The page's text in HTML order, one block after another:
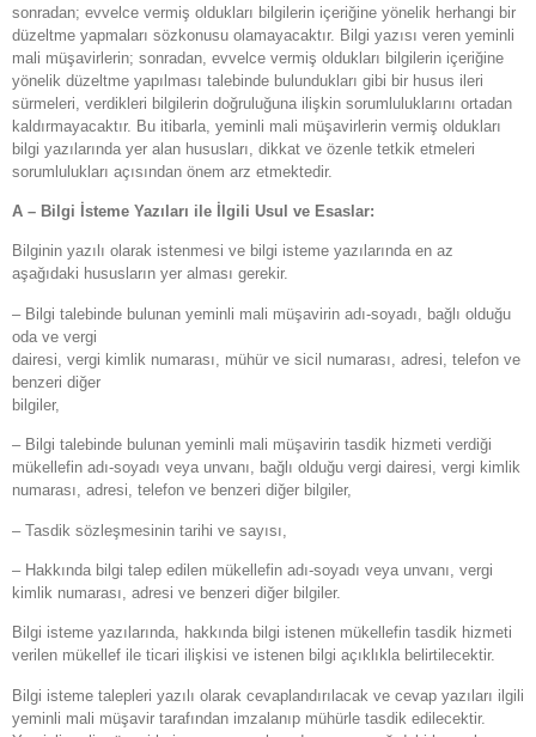
sonradan; evvelce vermiş oldukları bilgilerin içeriğine yönelik herhangi bir
düzeltme yapmaları sözkonusu olamayacaktır. Bilgi yazısı veren yeminli
mali müşavirlerin; sonradan, evvelce vermiş oldukları bilgilerin içeriğine
yönelik düzeltme yapılması talebinde bulundukları gibi bir husus ileri
sürmeleri, verdikleri bilgilerin doğruluğuna ilişkin sorumluluklarını ortadan
kaldırmayacaktır. Bu itibarla, yeminli mali müşavirlerin vermiş oldukları
bilgi yazılarında yer alan hususları, dikkat ve özenle tetkik etmeleri
sorumlulukları açısından önem arz etmektedir.
A – Bilgi İsteme Yazıları ile İlgili Usul ve Esaslar:
Bilginin yazılı olarak istenmesi ve bilgi isteme yazılarında en az
aşağıdaki hususların yer alması gerekir.
– Bilgi talebinde bulunan yeminli mali müşavirin adı-soyadı, bağlı olduğu
oda ve vergi
dairesi, vergi kimlik numarası, mühür ve sicil numarası, adresi, telefon ve
benzeri diğer
bilgiler,
– Bilgi talebinde bulunan yeminli mali müşavirin tasdik hizmeti verdiği
mükellefin adı-soyadı veya unvanı, bağlı olduğu vergi dairesi, vergi kimlik
numarası, adresi, telefon ve benzeri diğer bilgiler,
– Tasdik sözleşmesinin tarihi ve sayısı,
– Hakkında bilgi talep edilen mükellefin adı-soyadı veya unvanı, vergi
kimlik numarası, adresi ve benzeri diğer bilgiler.
Bilgi isteme yazılarında, hakkında bilgi istenen mükellefin tasdik hizmeti
verilen mükellef ile ticari ilişkisi ve istenen bilgi açıklıkla belirtilecektir.
Bilgi isteme talepleri yazılı olarak cevaplandırılacak ve cevap yazıları ilgili
yeminli mali müşavir tarafından imzalanıp mühürle tasdik edilecektir.